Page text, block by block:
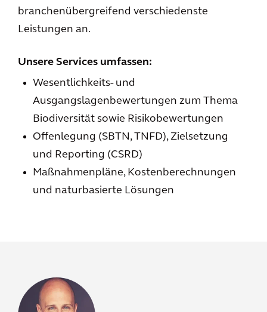
branchenübergreifend verschiedenste
Leistungen an.
Unsere Services umfassen:
Wesentlichkeits- und
Ausgangslagenbewertungen zum Thema
Biodiversität sowie Risikobewertungen
Offenlegung (SBTN, TNFD), Zielsetzung
und Reporting (CSRD)
Maßnahmenpläne, Kostenberechnungen
und naturbasierte Lösungen